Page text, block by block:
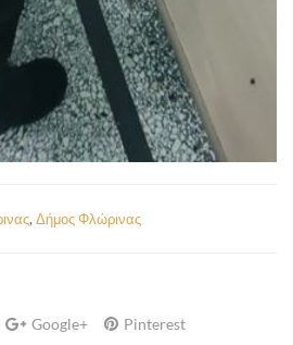
, Δήμος Φλώρινας
Google+
Pinterest